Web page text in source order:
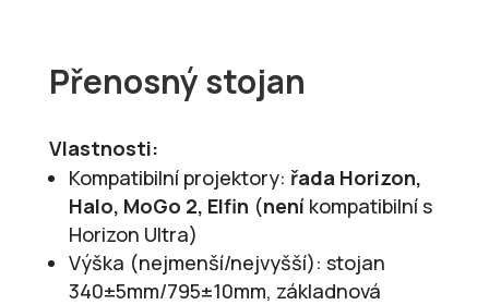
Přenosný stojan
Vlastnosti:
Kompatibilní projektory: řada Horizon,
Halo, MoGo 2, Elfin (neníkompatibilní s
Horizon Ultra)
Výška (nejmenší/nejvyšší): stojan
340±5mm/795±10mm, základnová